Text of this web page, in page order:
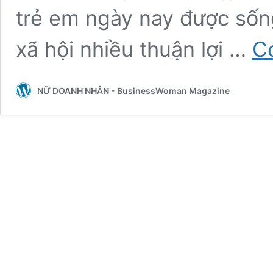
trẻ em ngày nay được
xã hội nhiều thuận lợi …
NỮ DOANH NHÂN - BusinessWoman Magazine